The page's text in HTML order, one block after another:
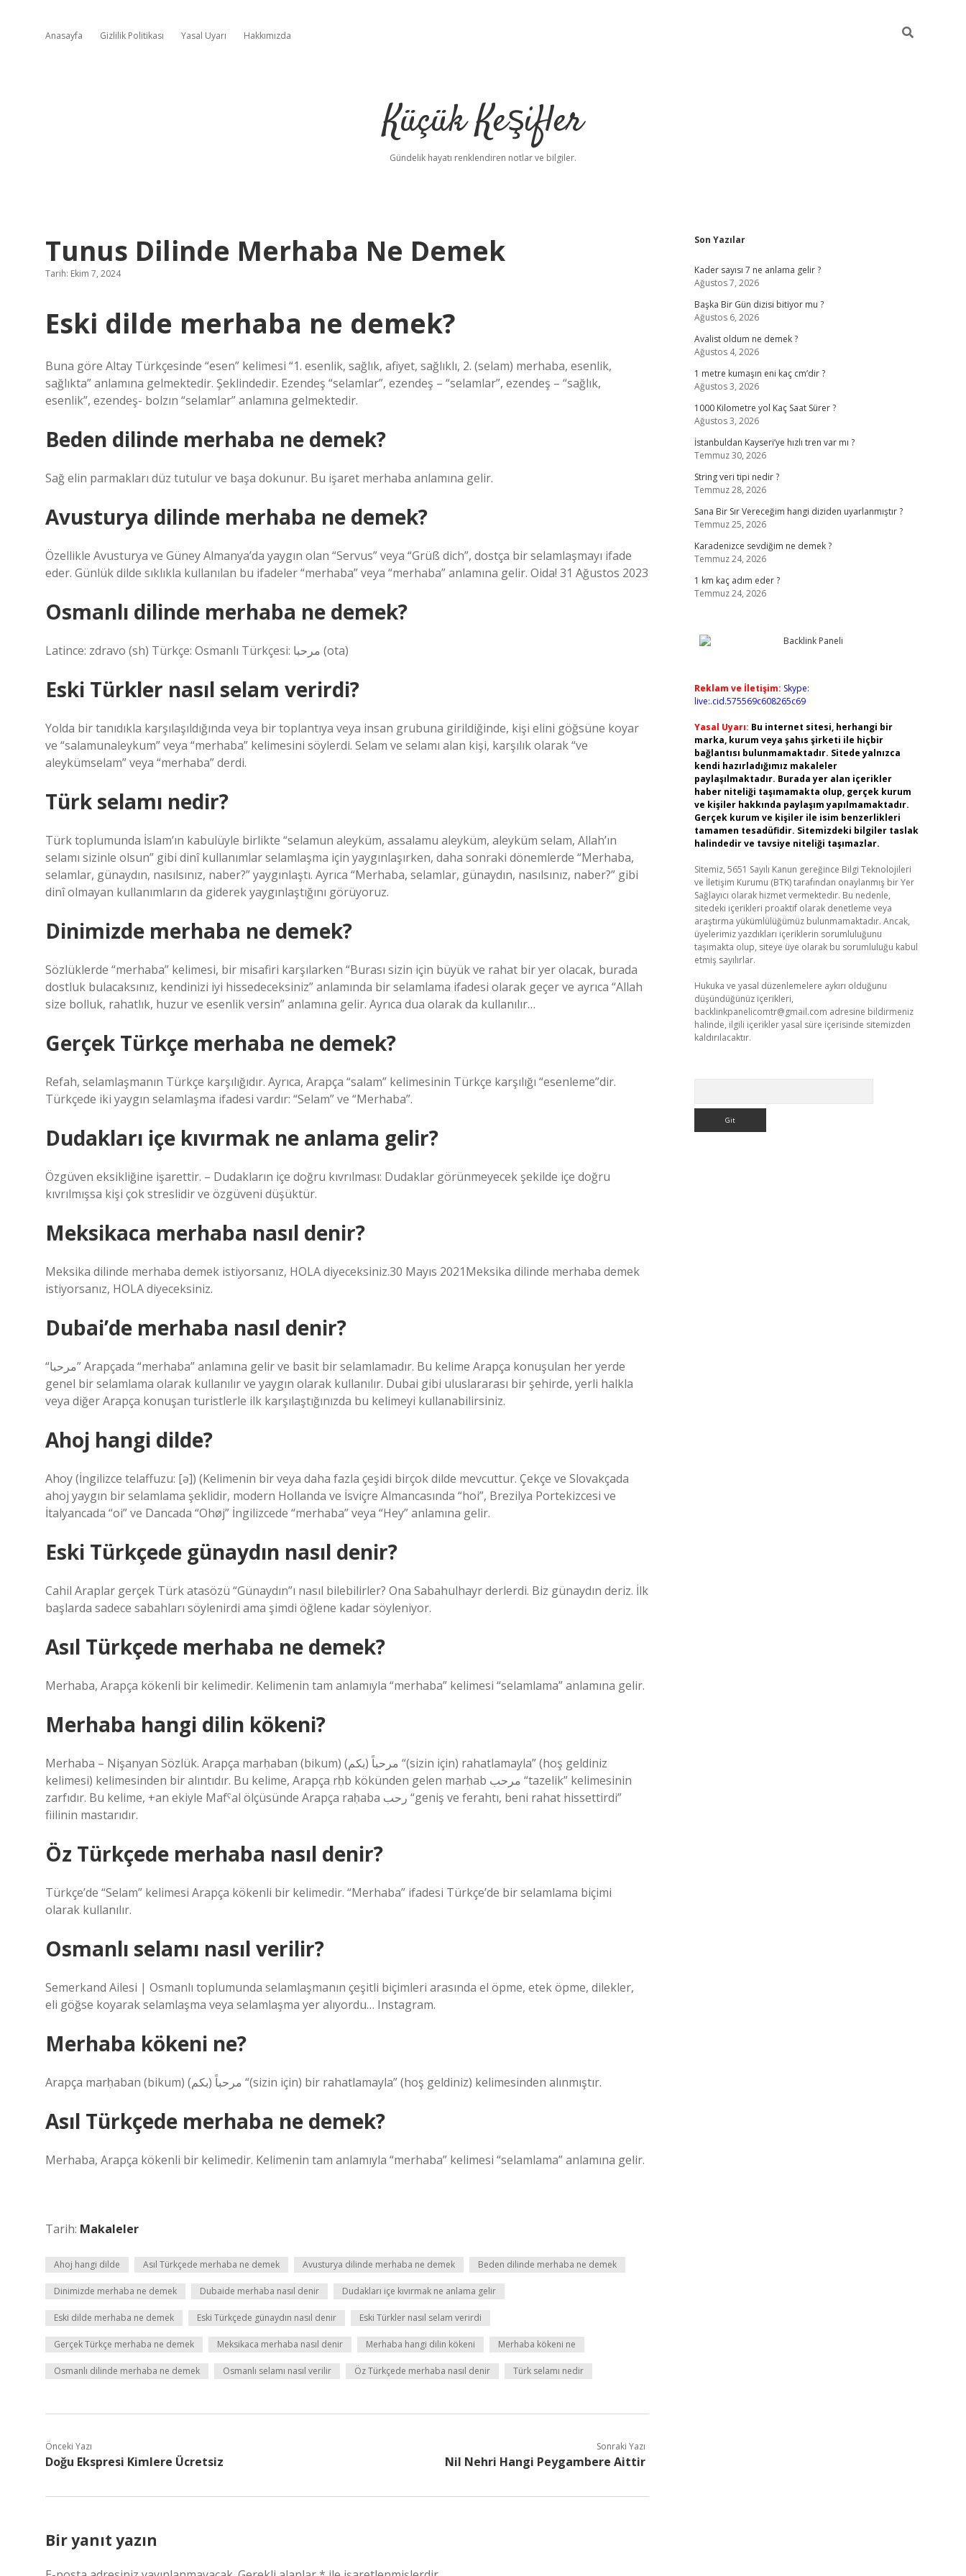
Anasayfa Gizlilik Politikası Yasal Uyarı Hakkımızda
Küçük Keşifler
Gündelik hayatı renklendiren notlar ve bilgiler.
Tunus Dilinde Merhaba Ne Demek
Tarih: Ekim 7, 2024
Eski dilde merhaba ne demek?
Buna göre Altay Türkçesinde “esen” kelimesi “1. esenlik, sağlık, afiyet, sağlıklı, 2. (selam) merhaba, esenlik,
sağlıkta” anlamına gelmektedir. Şeklindedir. Ezendeş “selamlar”, ezendeş – “selamlar”, ezendeş – “sağlık,
esenlik”, ezendeş- bolzın “selamlar” anlamına gelmektedir.
Beden dilinde merhaba ne demek?
Sağ elin parmakları düz tutulur ve başa dokunur. Bu işaret merhaba anlamına gelir.
Avusturya dilinde merhaba ne demek?
Özellikle Avusturya ve Güney Almanya’da yaygın olan “Servus” veya “Grüß dich”, dostça bir selamlaşmayı ifade
eder. Günlük dilde sıklıkla kullanılan bu ifadeler “merhaba” veya “merhaba” anlamına gelir. Oida! 31 Ağustos 2023
Osmanlı dilinde merhaba ne demek?
Latince: zdravo (sh) Türkçe: Osmanlı Türkçesi: مرحبا‎ (ota)
Eski Türkler nasıl selam verirdi?
Yolda bir tanıdıkla karşılaşıldığında veya bir toplantıya veya insan grubuna girildiğinde, kişi elini göğsüne koyar
ve “salamunaleykum” veya “merhaba” kelimesini söylerdi. Selam ve selamı alan kişi, karşılık olarak “ve
aleykümselam” veya “merhaba” derdi.
Türk selamı nedir?
Türk toplumunda İslam’ın kabulüyle birlikte “selamun aleyküm, assalamu aleyküm, aleyküm selam, Allah’ın
selamı sizinle olsun” gibi dinî kullanımlar selamlaşma için yaygınlaşırken, daha sonraki dönemlerde “Merhaba,
selamlar, günaydın, nasılsınız, naber?” yaygınlaştı. Ayrıca “Merhaba, selamlar, günaydın, nasılsınız, naber?” gibi
dinî olmayan kullanımların da giderek yaygınlaştığını görüyoruz.
Dinimizde merhaba ne demek?
Sözlüklerde “merhaba” kelimesi, bir misafiri karşılarken “Burası sizin için büyük ve rahat bir yer olacak, burada
dostluk bulacaksınız, kendinizi iyi hissedeceksiniz” anlamında bir selamlama ifadesi olarak geçer ve ayrıca “Allah
size bolluk, rahatlık, huzur ve esenlik versin” anlamına gelir. Ayrıca dua olarak da kullanılır…
Gerçek Türkçe merhaba ne demek?
Refah, selamlaşmanın Türkçe karşılığıdır. Ayrıca, Arapça “salam” kelimesinin Türkçe karşılığı “esenleme”dir.
Türkçede iki yaygın selamlaşma ifadesi vardır: “Selam” ve “Merhaba”.
Dudakları içe kıvırmak ne anlama gelir?
Özgüven eksikliğine işarettir. – Dudakların içe doğru kıvrılması: Dudaklar görünmeyecek şekilde içe doğru
kıvrılmışsa kişi çok streslidir ve özgüveni düşüktür.
Meksikaca merhaba nasıl denir?
Meksika dilinde merhaba demek istiyorsanız, HOLA diyeceksiniz.30 Mayıs 2021Meksika dilinde merhaba demek
istiyorsanız, HOLA diyeceksiniz.
Dubai’de merhaba nasıl denir?
“مرحبا” Arapçada “merhaba” anlamına gelir ve basit bir selamlamadır. Bu kelime Arapça konuşulan her yerde
genel bir selamlama olarak kullanılır ve yaygın olarak kullanılır. Dubai gibi uluslararası bir şehirde, yerli halkla
veya diğer Arapça konuşan turistlerle ilk karşılaştığınızda bu kelimeyi kullanabilirsiniz.
Ahoj hangi dilde?
Ahoy (İngilizce telaffuzu: [ə]) (Kelimenin bir veya daha fazla çeşidi birçok dilde mevcuttur. Çekçe ve Slovakçada
ahoj yaygın bir selamlama şeklidir, modern Hollanda ve İsviçre Almancasında “hoi”, Brezilya Portekizcesi ve
İtalyancada “oi” ve Dancada “Ohøj” İngilizcede “merhaba” veya “Hey” anlamına gelir.
Eski Türkçede günaydın nasıl denir?
Cahil Araplar gerçek Türk atasözü “Günaydın”ı nasıl bilebilirler? Ona Sabahulhayr derlerdi. Biz günaydın deriz. İlk
başlarda sadece sabahları söylenirdi ama şimdi öğlene kadar söyleniyor.
Asıl Türkçede merhaba ne demek?
Merhaba, Arapça kökenli bir kelimedir. Kelimenin tam anlamıyla “merhaba” kelimesi “selamlama” anlamına gelir.
Merhaba hangi dilin kökeni?
Merhaba – Nişanyan Sözlük. Arapça marḥaban (bikum) مرحباً (بكم) “(sizin için) rahatlamayla” (hoş geldiniz
kelimesi) kelimesinden bir alıntıdır. Bu kelime, Arapça rḥb kökünden gelen marḥab مرحب “tazelik” kelimesinin
zarfıdır. Bu kelime, +an ekiyle Mafˁal ölçüsünde Arapça raḥaba رحب “geniş ve ferahtı, beni rahat hissettirdi”
fiilinin mastarıdır.
Öz Türkçede merhaba nasıl denir?
Türkçe’de “Selam” kelimesi Arapça kökenli bir kelimedir. “Merhaba” ifadesi Türkçe’de bir selamlama biçimi
olarak kullanılır.
Osmanlı selamı nasıl verilir?
Semerkand Ailesi | Osmanlı toplumunda selamlaşmanın çeşitli biçimleri arasında el öpme, etek öpme, dilekler,
eli göğse koyarak selamlaşma veya selamlaşma yer alıyordu… Instagram.
Merhaba kökeni ne?
Arapça marḥaban (bikum) مرحباً (بكم) “(sizin için) bir rahatlamayla” (hoş geldiniz) kelimesinden alınmıştır.
Asıl Türkçede merhaba ne demek?
Merhaba, Arapça kökenli bir kelimedir. Kelimenin tam anlamıyla “merhaba” kelimesi “selamlama” anlamına gelir.
Tarih: Makaleler
Ahoj hangi dilde Asıl Türkçede merhaba ne demek Avusturya dilinde merhaba ne demek Beden dilinde merhaba ne demek
Dinimizde merhaba ne demek Dubaide merhaba nasıl denir Dudakları içe kıvırmak ne anlama gelir
Eski dilde merhaba ne demek Eski Türkçede günaydın nasıl denir Eski Türkler nasıl selam verirdi
Gerçek Türkçe merhaba ne demek Meksikaca merhaba nasıl denir Merhaba hangi dilin kökeni Merhaba kökeni ne
Osmanlı dilinde merhaba ne demek Osmanlı selamı nasıl verilir Öz Türkçede merhaba nasıl denir Türk selamı nedir
Önceki Yazı
Doğu Ekspresi Kimlere Ücretsiz
Sonraki Yazı
Nil Nehri Hangi Peygambere Aittir
Bir yanıt yazın
Sidebar
Son Yazılar
Kader sayısı 7 ne anlama gelir ?
Ağustos 7, 2026
Başka Bir Gün dizisi bitiyor mu ?
Ağustos 6, 2026
Avalist oldum ne demek ?
Ağustos 4, 2026
1 metre kumaşın eni kaç cm’dir ?
Ağustos 3, 2026
1000 Kilometre yol Kaç Saat Sürer ?
Ağustos 3, 2026
İstanbuldan Kayseri’ye hızlı tren var mı ?
Temmuz 30, 2026
String veri tipi nedir ?
Temmuz 28, 2026
Sana Bir Sır Vereceğim hangi diziden uyarlanmıştır ?
Temmuz 25, 2026
Karadenizce sevdiğim ne demek ?
Temmuz 24, 2026
1 km kaç adım eder ?
Temmuz 24, 2026
Reklam ve İletişim: Skype:
live:.cid.575569c608265c69
Yasal Uyarı: Bu internet sitesi, herhangi bir
marka, kurum veya şahıs şirketi ile hiçbir
bağlantısı bulunmamaktadır. Sitede yalnızca
kendi hazırladığımız makaleler
paylaşılmaktadır. Burada yer alan içerikler
haber niteliği taşımamakta olup, gerçek kurum
ve kişiler hakkında paylaşım yapılmamaktadır.
Gerçek kurum ve kişiler ile isim benzerlikleri
tamamen tesadüfidir. Sitemizdeki bilgiler taslak
halindedir ve tavsiye niteliği taşımazlar.
Sitemiz, 5651 Sayılı Kanun gereğince Bilgi Teknolojileri
ve İletişim Kurumu (BTK) tarafından onaylanmış bir Yer
Sağlayıcı olarak hizmet vermektedir. Bu nedenle,
sitedeki içerikleri proaktif olarak denetleme veya
araştırma yükümlülüğümüz bulunmamaktadır. Ancak,
üyelerimiz yazdıkları içeriklerin sorumluluğunu
taşımakta olup, siteye üye olarak bu sorumluluğu kabul
etmiş sayılırlar.
Hukuka ve yasal düzenlemelere aykırı olduğunu
düşündüğünüz içerikleri,
backlinkpanelicomtr@gmail.com adresine bildirmeniz
halinde, ilgili içerikler yasal süre içerisinde sitemizden
kaldırılacaktır.